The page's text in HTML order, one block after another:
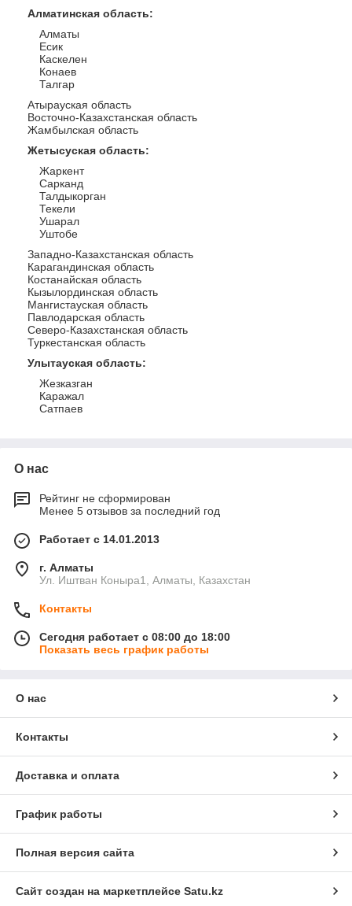
Алматинская область:
Алматы
Есик
Каскелен
Конаев
Талгар
Атырауская область
Восточно-Казахстанская область
Жамбылская область
Жетысуская область:
Жаркент
Сарканд
Талдыкорган
Текели
Ушарал
Уштобе
Западно-Казахстанская область
Карагандинская область
Костанайская область
Кызылординская область
Мангистауская область
Павлодарская область
Северо-Казахстанская область
Туркестанская область
Улытауская область:
Жезказган
Каражал
Сатпаев
О нас
Рейтинг не сформирован
Менее 5 отзывов за последний год
Работает с 14.01.2013
г. Алматы
Ул. Иштван Коныра1, Алматы, Казахстан
Контакты
Сегодня работает с 08:00 до 18:00
Показать весь график работы
О нас
Контакты
Доставка и оплата
График работы
Полная версия сайта
Сайт создан на маркетплейсе Satu.kz